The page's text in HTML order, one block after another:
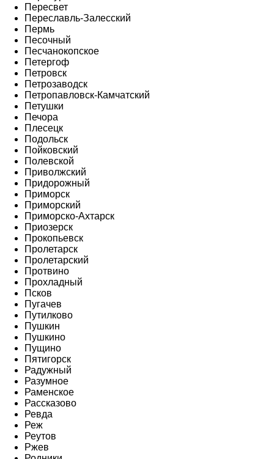
Пересвет
Переславль-Залесский
Пермь
Песочный
Песчанокопское
Петергоф
Петровск
Петрозаводск
Петропавловск-Камчатский
Петушки
Печора
Плесецк
Подольск
Пойковский
Полевской
Приволжский
Придорожный
Приморск
Приморский
Приморско-Ахтарск
Приозерск
Прокопьевск
Пролетарск
Пролетарский
Протвино
Прохладный
Псков
Пугачев
Путилково
Пушкин
Пушкино
Пущино
Пятигорск
Радужный
Разумное
Раменское
Рассказово
Ревда
Реж
Реутов
Ржев